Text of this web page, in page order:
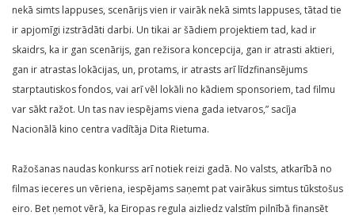
nekā simts lappuses, scenārijs vien ir vairāk nekā simts lappuses, tātad tie
ir apjomīgi izstrādāti darbi. Un tikai ar šādiem projektiem tad, kad ir
skaidrs, ka ir gan scenārijs, gan režisora koncepcija, gan ir atrasti aktieri,
gan ir atrastas lokācijas, un, protams, ir atrasts arī līdzfinansējums
starptautiskos fondos, vai arī vēl lokāli no kādiem sponsoriem, tad filmu
var sākt ražot. Un tas nav iespējams viena gada ietvaros,” sacīja
Nacionālā kino centra vadītāja Dita Rietuma.
Ražošanas naudas konkurss arī notiek reizi gadā. No valsts, atkarībā no
filmas ieceres un vēriena, iespējams saņemt pat vairākus simtus tūkstošus
eiro. Bet ņemot vērā, ka Eiropas regula aizliedz valstīm pilnībā finansēt